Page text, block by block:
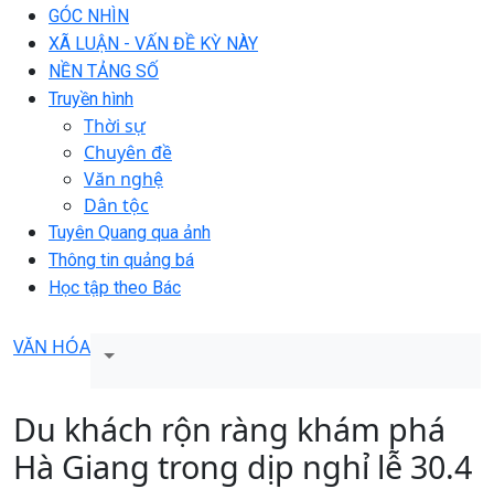
GÓC NHÌN
XÃ LUẬN - VẤN ĐỀ KỲ NÀY
NỀN TẢNG SỐ
Truyền hình
Thời sự
Chuyên đề
Văn nghệ
Dân tộc
Tuyên Quang qua ảnh
Thông tin quảng bá
Học tập theo Bác
VĂN HÓA
Du khách rộn ràng khám phá
Hà Giang trong dịp nghỉ lễ 30.4